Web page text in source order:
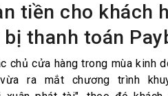
tiền cho khách
thanh toán
chủ cửa hàng trong mùa kinh
vừa ra mắt chương trình